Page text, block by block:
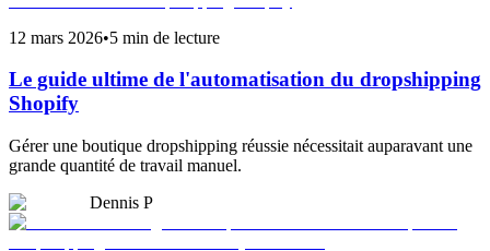
12 mars 2026•5 min de lecture
Le guide ultime de l'automatisation du dropshipping
Shopify
Gérer une boutique dropshipping réussie nécessitait auparavant une
grande quantité de travail manuel.
Dennis P